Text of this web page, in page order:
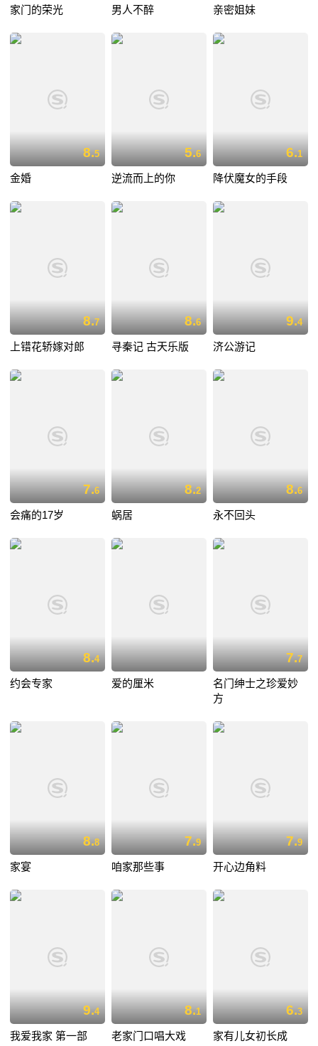
家门的荣光 男人不醉 亲密姐妹
8.5
金婚
5.6
逆流而上的你
6.1
降伏魔女的手段
8.7
上错花轿嫁对郎
8.6
寻秦记 古天乐版
9.4
济公游记
7.6
会痛的17岁
8.2
蜗居
8.6
永不回头
8.4
约会专家 爱的厘米
7.7
名门绅士之珍爱妙
方
8.8
家宴
7.9
咱家那些事
7.9
开心边角料
9.4
我爱我家 第一部
8.1
老家门口唱大戏
6.3
家有儿女初长成